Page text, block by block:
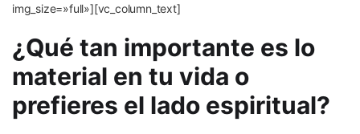
img_size=»full»][vc_column_text]
¿Qué tan importante es lo
material en tu vida o
prefieres el lado espiritual?